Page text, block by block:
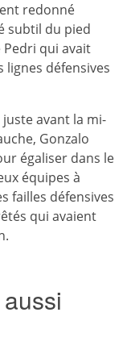
redonné
subtil du pied
qui avait
défensives
avant la mi-
Gonzalo
égaliser dans le
équipes à
failles défensives
qui avaient